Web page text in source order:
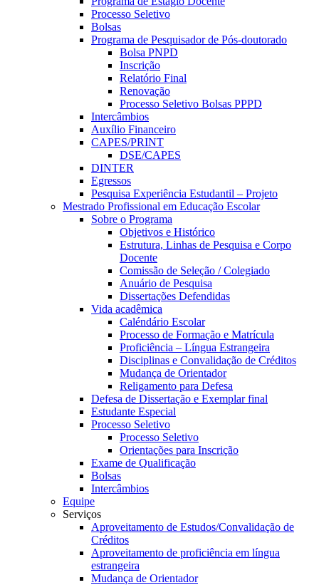
Processo Seletivo
Bolsas
Programa de Pesquisador de Pós-doutorado
Bolsa PNPD
Inscrição
Relatório Final
Renovação
Processo Seletivo Bolsas PPPD
Intercâmbios
Auxílio Financeiro
CAPES/PRINT
DSE/CAPES
DINTER
Egressos
Pesquisa Experiência Estudantil – Projeto
Mestrado Profissional em Educação Escolar
Sobre o Programa
Objetivos e Histórico
Estrutura, Linhas de Pesquisa e Corpo
Docente
Comissão de Seleção / Colegiado
Anuário de Pesquisa
Dissertações Defendidas
Vida acadêmica
Caléndário Escolar
Processo de Formação e Matrícula
Proficiência – Língua Estrangeira
Disciplinas e Convalidação de Créditos
Mudança de Orientador
Religamento para Defesa
Defesa de Dissertação e Exemplar final
Estudante Especial
Processo Seletivo
Processo Seletivo
Orientações para Inscrição
Exame de Qualificação
Bolsas
Intercâmbios
Equipe
Serviços
Aproveitamento de Estudos/Convalidação de
Créditos
Aproveitamento de proficiência em língua
estrangeira
Mudança de Orientador